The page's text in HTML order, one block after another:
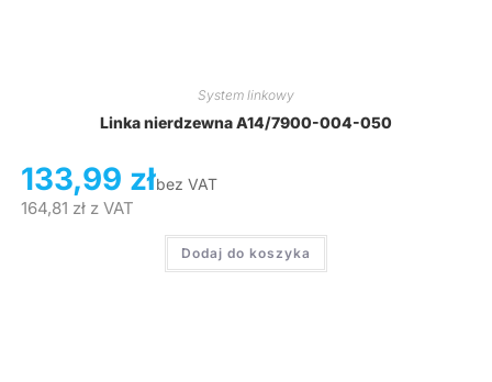
System linkowy
Linka nierdzewna A14/7900-004-050
133,99 złbez VAT
164,81 złz VAT
Dodaj do koszyka